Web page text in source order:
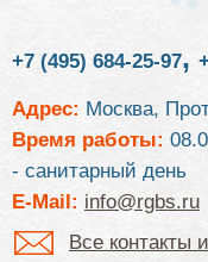
+7 (495) 684-25-97,
Адрес: Москва,
Время работы:
- санитарный день
E-Mail: info@rgbs.ru
Все контакты